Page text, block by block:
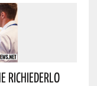
Richiederlo